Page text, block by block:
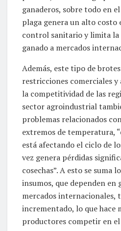
ganaderos, sobre todo en
plaga genera un alto costo
control sanitario y limita la
ganado a mercados
Además, este tipo de
restricciones comerciales
la competitividad de las
sector agroindustrial
problemas relacionados
extremos de temperatura,
está afectando el ciclo de
vez genera pérdidas
cosechas”. A esto se suma
insumos, que dependen en
mercados internacionales,
incrementado, lo que hace
productores competir en el